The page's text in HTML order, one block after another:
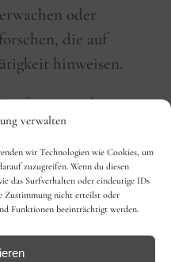
verwalten
wir Technologien wie Cookies, um
zuzugreifen. Wenn du diesen
das Surfverhalten oder eindeutige IDs
Zustimmung nicht erteilst oder
Funktionen beeinträchtigt werden.
oder
die auf
hinweisen.
oder
von
allgemeinen
unberührt.
ist jedoch